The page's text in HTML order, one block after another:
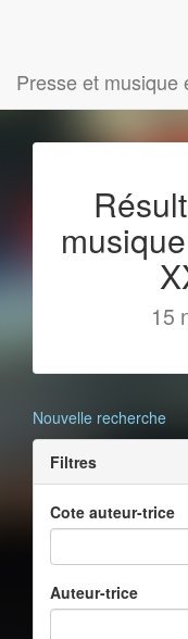
Presse et musique
15
Nouvelle recherche
Filtres
Cote auteur-trice
Auteur-trice